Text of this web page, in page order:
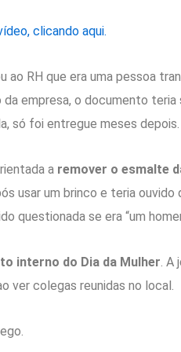
clicando aqui.
RH que era uma pessoa
da empresa, o documento
só foi entregue meses depois.
a remover o esmalte
usar um brinco e teria ouvido
questionada se era “um
interno do Dia da Mulher. A
ver colegas reunidas no local.